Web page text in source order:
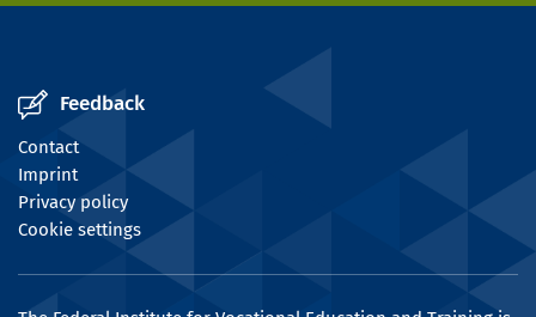
Feedback
Contact
Imprint
Privacy policy
Cookie settings